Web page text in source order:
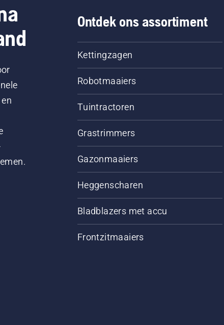
Ontdek ons assortiment
Kettingzagen
Robotmaaiers
Tuintractoren
Grastrimmers
Gazonmaaiers
Heggenscharen
Bladblazers met accu
Frontzitmaaiers